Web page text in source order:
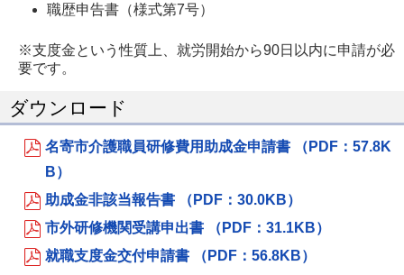
職歴申告書（様式第7号）
※支度金という性質上、就労開始から90日以内に申請が必
要です。
ダウンロード
名寄市介護職員研修費用助成金申請書 （PDF：57.8K
B）
助成金非該当報告書 （PDF：30.0KB）
市外研修機関受講申出書 （PDF：31.1KB）
就職支度金交付申請書 （PDF：56.8KB）